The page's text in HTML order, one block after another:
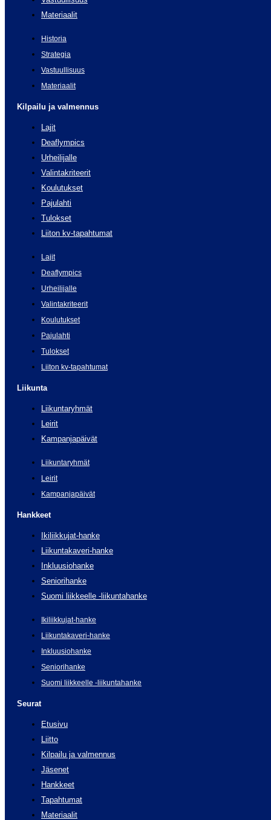
Materiaalit
Historia
Strategia
Vastuullisuus
Materiaalit
Kilpailu ja valmennus
Lajit
Deaflympics
Urheilijalle
Valintakriteerit
Koulutukset
Pajulahti
Tulokset
Liiton kv-tapahtumat
Lajit
Deaflympics
Urheilijalle
Valintakriteerit
Koulutukset
Pajulahti
Tulokset
Liiton kv-tapahtumat
Liikunta
Liikuntaryhmät
Leirit
Kampanjapäivät
Liikuntaryhmät
Leirit
Kampanjapäivät
Hankkeet
Ikiliikkujat-hanke
Liikuntakaveri-hanke
Inkluusiohanke
Seniorihanke
Suomi liikkeelle -liikuntahanke
Ikiliikkujat-hanke
Liikuntakaveri-hanke
Inkluusiohanke
Seniorihanke
Suomi liikkeelle -liikuntahanke
Seurat
Etusivu
Liitto
Kilpailu ja valmennus
Jäsenet
Hankkeet
Tapahtumat
Materiaalit